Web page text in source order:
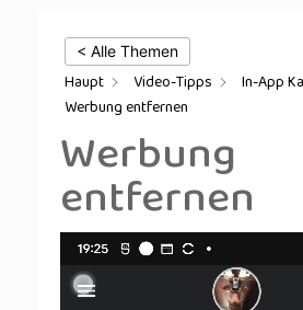
< Alle Themen
Haupt Video-Tipps
In-App
Werbung entfernen
Werbung
entfernen